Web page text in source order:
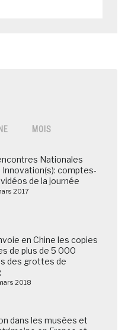
MOIS
Nationales
comptes-
de la journée
2017
en Chine les copies
de plus de 5 000
des grottes de
2018
dans les musées et